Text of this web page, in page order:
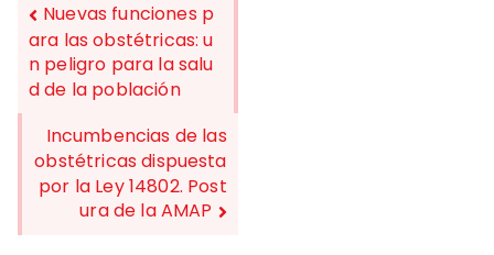
NAVEGACIÓN
DE
ENTRADAS
Nuevas funciones p
ara las obstétricas: u
n peligro para la salu
d de la población
Incumbencias de las
obstétricas dispuesta
por la Ley 14802. Post
ura de la AMAP